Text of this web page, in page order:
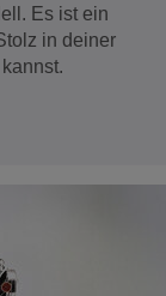
Es ist ein
in deiner